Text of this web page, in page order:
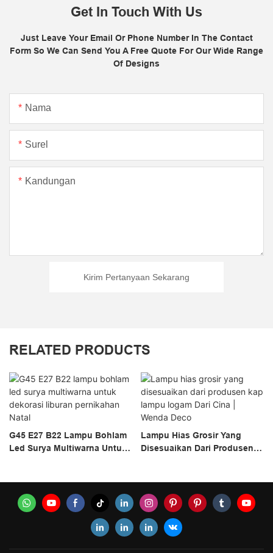
Get In Touch With Us
Just Leave Your Email Or Phone Number In The Contact
Form So We Can Send You A Free Quote For Our Wide Range
Of Designs
Nama
Surel
Kandungan
Kirim Pertanyaan Sekarang
RELATED PRODUCTS
G45 E27 B22 Lampu Bohlam
Led Surya Multiwarna Untuk
Lampu Hias Grosir Yang
Disesuaikan Dari Produsen